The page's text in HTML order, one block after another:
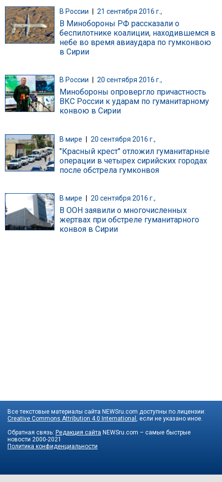
В России 21 сентября 2016 г.,
В Минобороны РФ рассказали о
беспилотнике коалиции, находившемся в
небе во время авиаудара по гумконвою
в Сирии
В России 20 сентября 2016 г.,
Минобороны опровергло причастность
ВКС России к ударам по гуманитарному
конвою в Сирии
В мире | 20 сентября 2016 г.,
"Красный крест" отложил гуманитарные
операции в четырех сирийских городах
после обстрела гумконвоя
В мире 20 сентября 2016 г.,
В ООН заявили о многочисленных
жертвах при обстреле гуманитарного
конвоя в Сирии
Все текстовые материалы сайта NEWSru.com доступны по лицензии:
Creative Commons Attribution 4.0 International , если не указано иное.
Обратная связь: Редакция сайта NEWSru.com – самые быстрые
новости 2000-2021
Политика конфиденциальности